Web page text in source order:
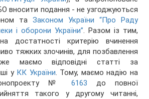
вносити подання - не узгоджуються
та Законом України “Про Раду
і оборони України”. Разом із тим,
достатності критерію вчинення
тяжких злочинів, для позбавлення
маємо відповідні статті за
у КК України. Тому, маємо надію на
№6163 до повної
такого у другому читанні,